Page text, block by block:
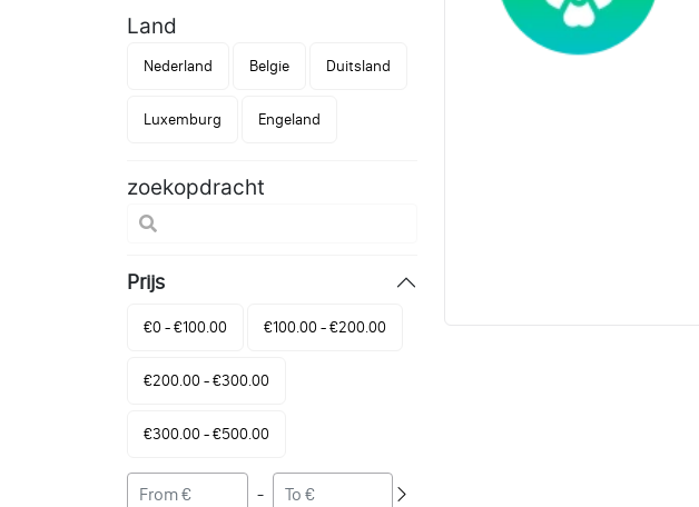
Land
Nederland Belgie Duitsland
Luxemburg Engeland
zoekopdracht
Prijs
€0 - €100.00 €100.00 - €200.00
€200.00 - €300.00
€300.00 - €500.00
-